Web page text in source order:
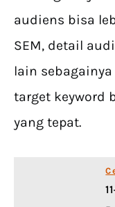
audiens bisa
SEM, detail
lain
target keyword
yang tepat.